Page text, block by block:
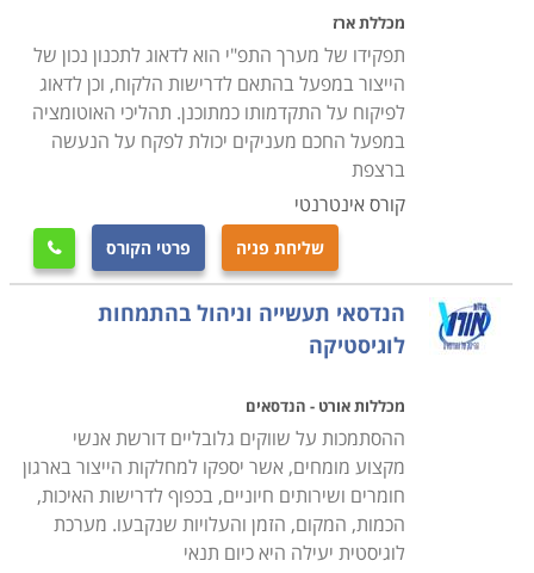
מכללת ארז
תפקידו של מערך התפ"י הוא לדאוג לתכנון נכון של
הייצור במפעל בהתאם לדרישות הלקוח, וכן לדאוג
לפיקוח על התקדמותו כמתוכנן. תהליכי האוטומציה
במפעל החכם מעניקים יכולת לפקח על הנעשה
ברצפת
קורס אינטרנטי
שליחת פניה פרטי הקורס 
הנדסאי תעשייה וניהול בהתמחות
לוגיסטיקה
מכללות אורט - הנדסאים
ההסתמכות על שווקים גלובליים דורשת אנשי
מקצוע מומחים, אשר יספקו למחלקות הייצור בארגון
חומרים ושירותים חיוניים, בכפוף לדרישות האיכות,
הכמות, המקום, הזמן והעלויות שנקבעו. מערכת
לוגיסטית יעילה היא כיום תנאי